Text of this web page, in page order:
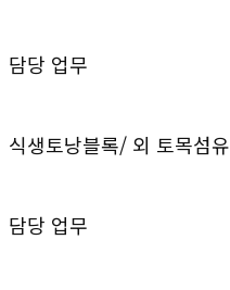
담당 업무
식생토낭블록/ 외 토목섬유
담당 업무